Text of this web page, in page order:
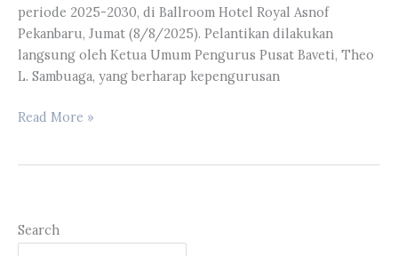
periode 2025-2030, di Ballroom Hotel Royal Asnof
Pekanbaru, Jumat (8/8/2025). Pelantikan dilakukan
langsung oleh Ketua Umum Pengurus Pusat Baveti, Theo
L. Sambuaga, yang berharap kepengurusan
Kabag
Acara
Pelantikan
Read More »
Search